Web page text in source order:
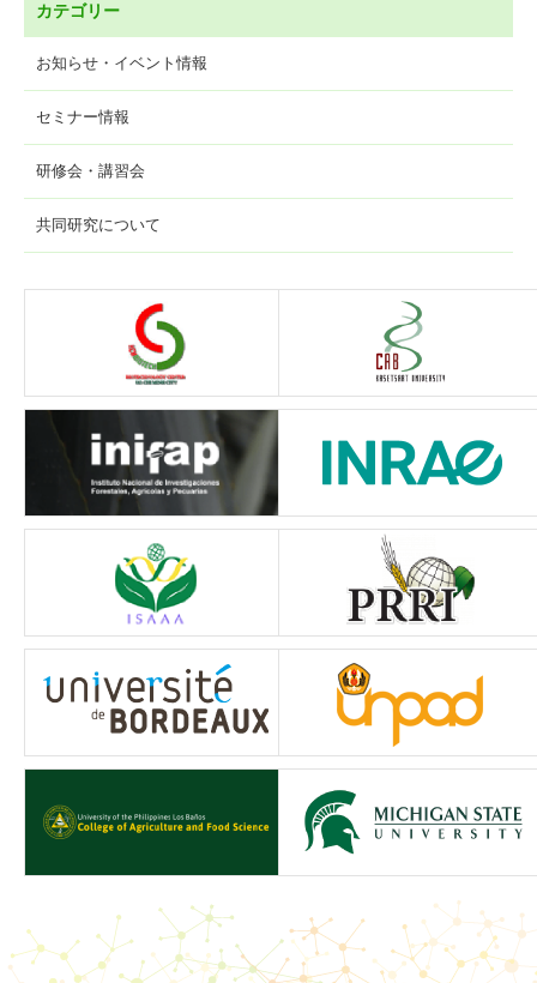
カテゴリー
お知らせ・イベント情報
セミナー情報
研修会・講習会
共同研究について